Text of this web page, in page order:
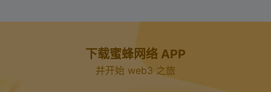
V
下载蜜蜂网络 APP
并开始 web3 之旅